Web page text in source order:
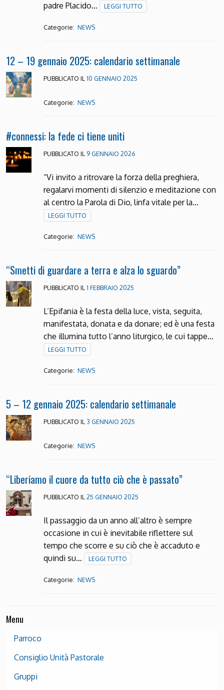
padre Placido…
LEGGI TUTTO
Categorie: NEWS
12 – 19 gennaio 2025: calendario settimanale
PUBBLICATO IL 10 GENNAIO 2025
Categorie: NEWS
#connessi: la fede ci tiene uniti
PUBBLICATO IL 9 GENNAIO 2026
“Vi invito a ritrovare la forza della preghiera,
regalarvi momenti di silenzio e meditazione con
al centro la Parola di Dio, linfa vitale per la…
LEGGI TUTTO
Categorie: NEWS
“Smetti di guardare a terra e alza lo sguardo”
PUBBLICATO IL 1 FEBBRAIO 2025
L’Epifania è la festa della luce, vista, seguita,
manifestata, donata e da donare; ed è una festa
che illumina tutto l’anno liturgico, le cui tappe…
LEGGI TUTTO
Categorie: NEWS
5 – 12 gennaio 2025: calendario settimanale
PUBBLICATO IL 3 GENNAIO 2025
Categorie: NEWS
“Liberiamo il cuore da tutto ciò che è passato”
PUBBLICATO IL 25 GENNAIO 2025
Il passaggio da un anno all’altro è sempre
occasione in cui è inevitabile riflettere sul
tempo che scorre e su ciò che è accaduto e
quindi su…
LEGGI TUTTO
Categorie: NEWS
Menu
Parroco
Consiglio Unità Pastorale
Gruppi